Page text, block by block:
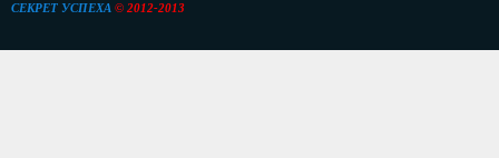
СЕКРЕТ УСПЕХА © 2012-2013